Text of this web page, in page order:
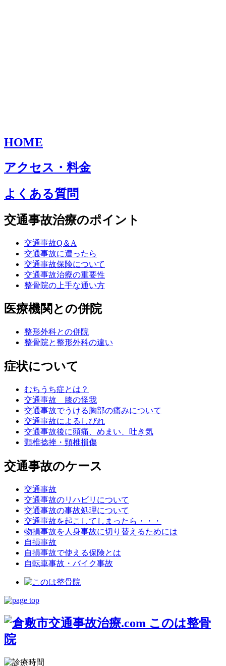
HOME
アクセス・料金
よくある質問
交通事故治療のポイント
交通事故Q＆A
交通事故に遭ったら
交通事故保険について
交通事故治療の重要性
整骨院の上手な通い方
医療機関との併院
整形外科との併院
整骨院と整形外科の違い
症状について
むちうち症とは？
交通事故 膝の怪我
交通事故でうける胸部の痛みについて
交通事故によるしびれ
交通事故後に頭痛、めまい、吐き気
頸椎捻挫・頸椎損傷
交通事故のケース
交通事故
交通事故のリハビリについて
交通事故の事故処理について
交通事故を起こしてしまったら・・・
物損事故を人身事故に切り替えるためには
自損事故
自損事故で使える保険とは
自転車事故・バイク事故